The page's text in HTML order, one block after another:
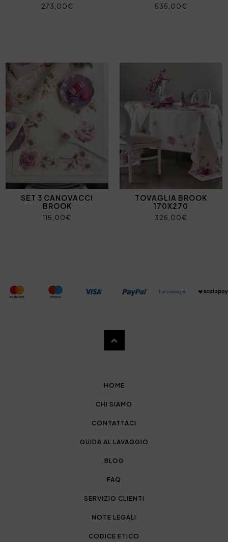
273,00€ 535,00€
SET 3 CANOVACCI
BROOK
115,00€
TOVAGLIA BROOK
170X270
325,00€
HOME
CHI SIAMO
CONTATTACI
GUIDA AL LAVAGGIO
BLOG
FAQ
SERVIZIO CLIENTI
NOTE LEGALI
CODICE ETICO